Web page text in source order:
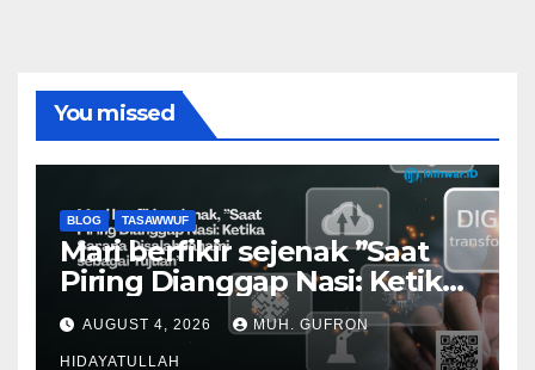
You missed
BLOG TASAWWUF
Mari berfikir sejenak ”Saat
Piring Dianggap Nasi: Ketika
Sarana Disalahpahami
sebagai Tujuan”
AUGUST 4, 2026 MUH. GUFRON
HIDAYATULLAH